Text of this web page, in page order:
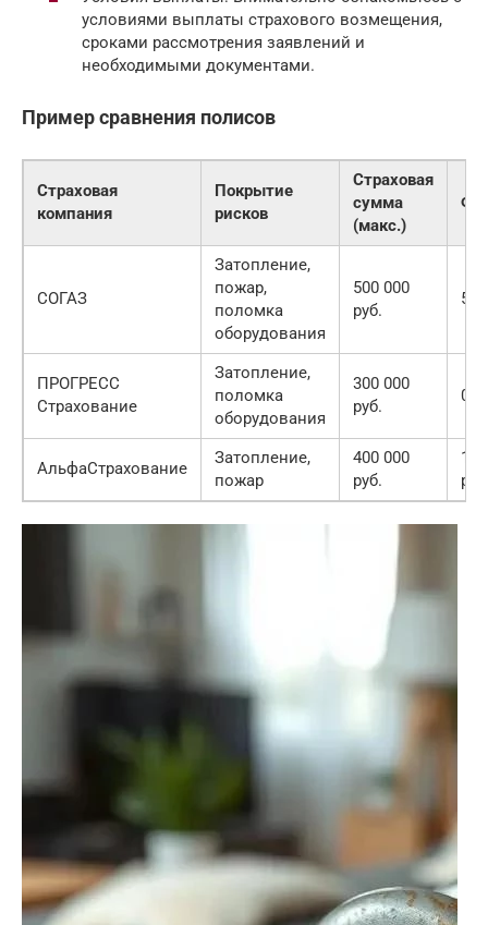
условиями выплаты страхового возмещения,
сроками рассмотрения заявлений и
необходимыми документами.
Пример сравнения полисов
Страховая
компания
Покрытие
рисков
Страховая
сумма
(макс.)
СОГАЗ
Затопление,
пожар,
поломка
оборудования
500 000
руб.
5
ПРОГРЕСС
Страхование
Затопление,
поломка
оборудования
300 000
руб.
0
АльфаСтрахование
Затопление,
пожар
400 000
руб.
10